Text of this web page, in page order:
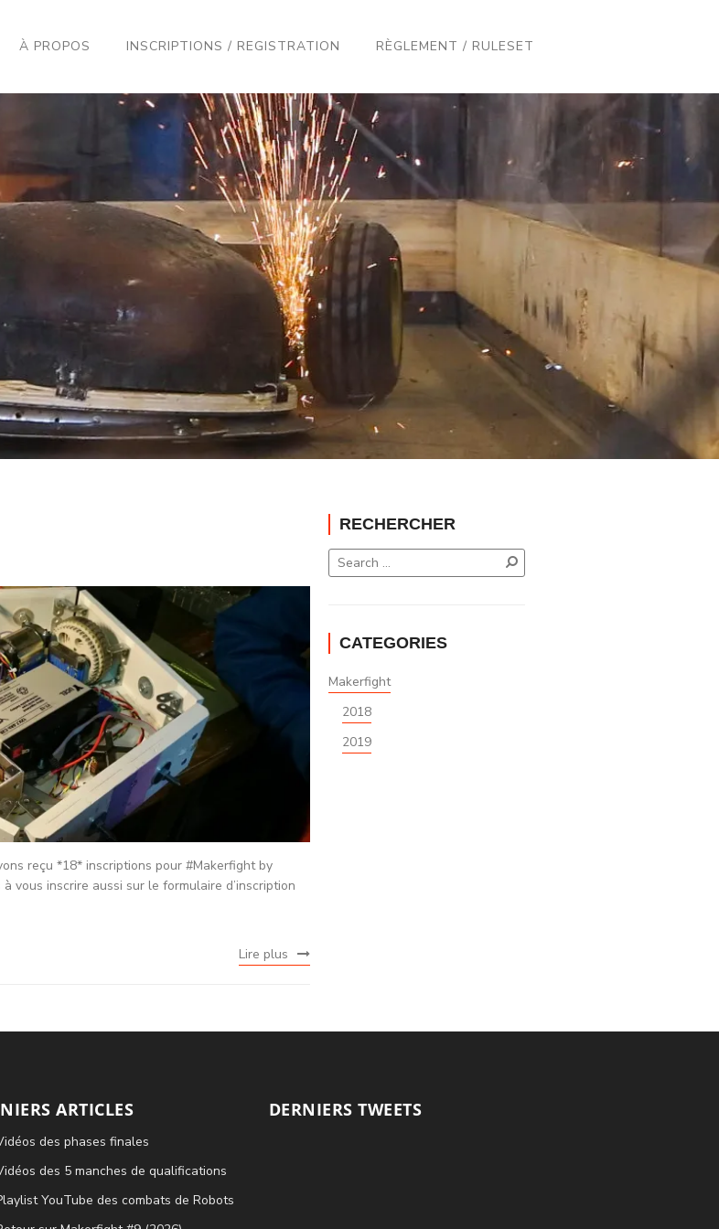
À PROPOS INSCRIPTIONS / REGISTRATION RÈGLEMENT / RULESET
reçu *18* inscriptions pour #Makerfight by
à vous inscrire aussi sur le formulaire d’inscription
Lire plus
RECHERCHER
CATEGORIES
Makerfight
2018
2019
ARTICLES
des phases finales
des 5 manches de qualifications
YouTube des combats de Robots
DERNIERS TWEETS